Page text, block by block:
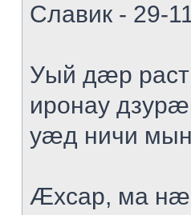
Славик - 29-
Уый дæр
иронау
уæд ничи
Æхсар, ма